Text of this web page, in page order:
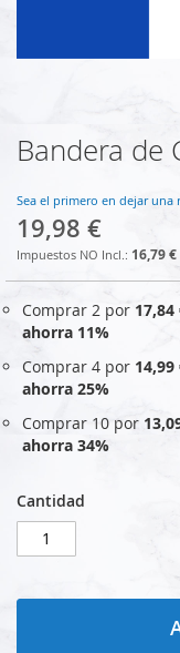
Saltar
al
de
la
galería
de
Bandera de
Sea el primero en dejar una
19,98 €
16,79 €
Comprar 2 por 17,84
ahorra 11%
Comprar 4 por 14,99
ahorra 25%
Comprar 10 por
ahorra 34%
Cantidad